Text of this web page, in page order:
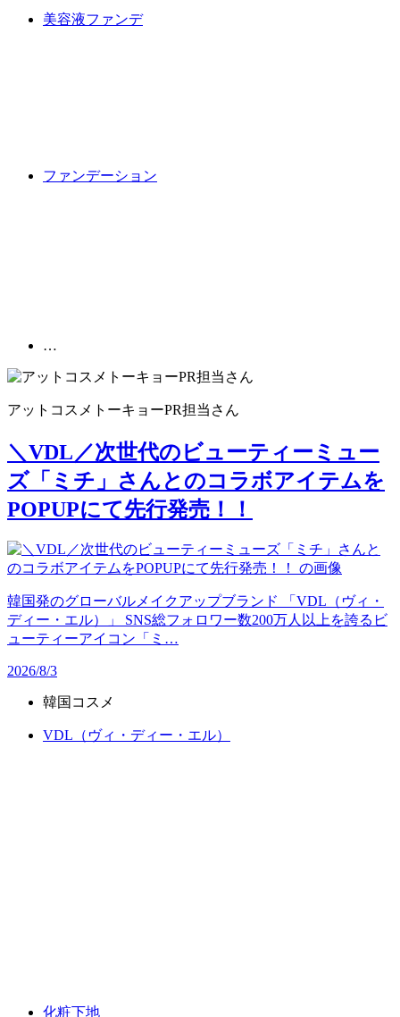
美容液ファンデ
ファンデーション
…
アットコスメトーキョーPR担当 さん
＼VDL／次世代のビューティーミュー
ズ「ミチ」さんとのコラボアイテムを
POPUPにて先行発売！！
韓国発のグローバルメイクアップブランド 「VDL（ヴィ・
ディー・エル）」 SNS総フォロワー数200万人以上を誇るビ
ューティーアイコン「ミ…
2026/8/3
韓国コスメ
VDL（ヴィ・ディー・エル）
化粧下地